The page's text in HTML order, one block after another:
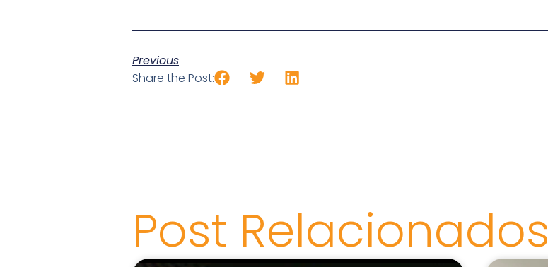
Previous
Share the Post:
Post Relacionados